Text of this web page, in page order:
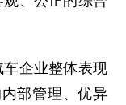
企业整体表现
部管理、优异